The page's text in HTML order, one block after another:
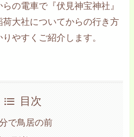
の電車で『伏見神宝神社』
大社についてからの行き方
やすくご紹介します。
目次
で鳥居の前